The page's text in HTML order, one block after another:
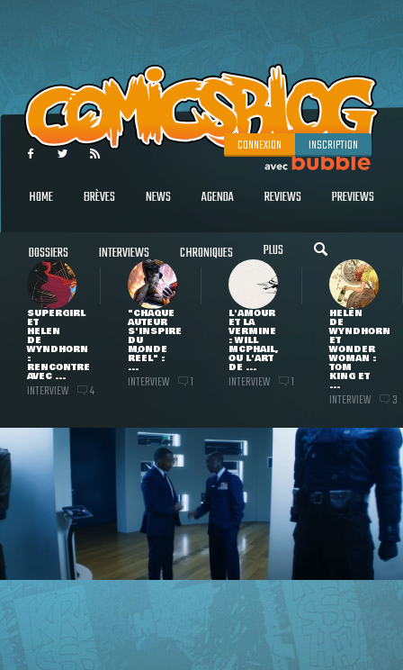
CONNEXION INSCRIPTION
HOME BRÈVES NEWS AGENDA REVIEWS PREVIEWS
DOSSIERS INTERVIEWS CHRONIQUES PLUS
SUPERGIRL
ET
HELEN
DE
WYNDHORN
:
RENCONTRE
AVEC ...
INTERVIEW 4
"CHAQUE
AUTEUR
S'INSPIRE
DU
MONDE
RÉEL" :
...
INTERVIEW 1
L'AMOUR
ET LA
VERMINE
: WILL
MCPHAIL,
OU L'ART
DE ...
INTERVIEW 1
HELEN
DE
WYNDHORN
ET
WONDER
WOMAN :
TOM
KING ET
...
INTERVIEW 3